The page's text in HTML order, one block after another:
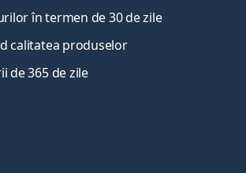
în termen de 30 de zile
calitatea produselor
de 365 de zile